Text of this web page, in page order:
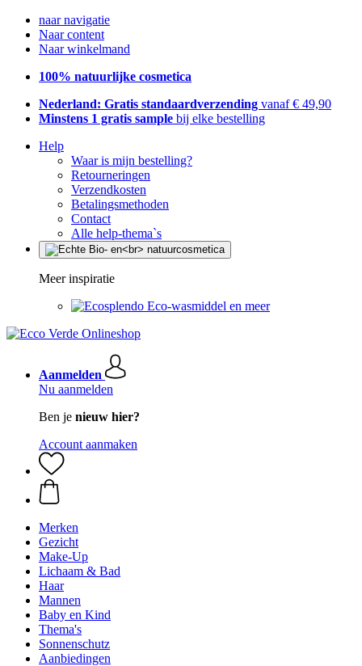
naar navigatie
Naar content
Naar winkelmand
100% natuurlijke cosmetica
Nederland: Gratis standaardverzending vanaf € 49,90
Minstens 1 gratis sample bij elke bestelling
Help
Waar is mijn bestelling?
Retourneringen
Verzendkosten
Betalingsmethoden
Contact
Alle help-thema`s
Meer inspiratie
Eco-wasmiddel en meer
Aanmelden
Nu aanmelden
Ben je nieuw hier?
Account aanmaken
Merken
Gezicht
Make-Up
Lichaam & Bad
Haar
Mannen
Baby en Kind
Thema's
Sonnenschutz
Aanbiedingen